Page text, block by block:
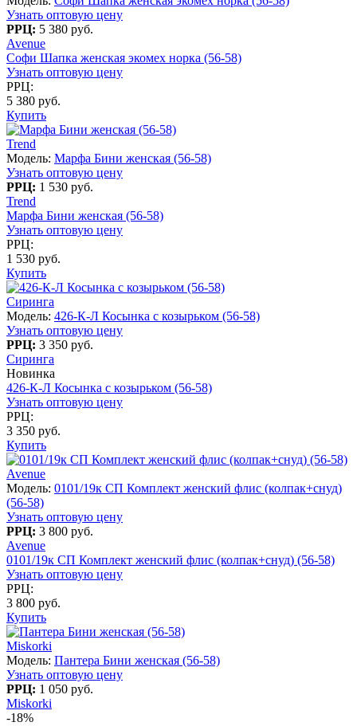
Узнать оптовую цену
РРЦ: 5 380 руб.
Avenue
Софи Шапка женская экомех норка (56-58)
Узнать оптовую цену
РРЦ:
5 380 руб.
Купить
Trend
Модель: Марфа Бини женская (56-58)
Узнать оптовую цену
РРЦ: 1 530 руб.
Trend
Марфа Бини женская (56-58)
Узнать оптовую цену
РРЦ:
1 530 руб.
Купить
Сиринга
Модель: 426-К-Л Косынка с козырьком (56-58)
Узнать оптовую цену
РРЦ: 3 350 руб.
Сиринга
Новинка
426-К-Л Косынка с козырьком (56-58)
Узнать оптовую цену
РРЦ:
3 350 руб.
Купить
Avenue
Модель: 0101/19к СП Комплект женский флис (колпак+снуд)
(56-58)
Узнать оптовую цену
РРЦ: 3 800 руб.
Avenue
0101/19к СП Комплект женский флис (колпак+снуд) (56-58)
Узнать оптовую цену
РРЦ:
3 800 руб.
Купить
Miskorki
Модель: Пантера Бини женская (56-58)
Узнать оптовую цену
РРЦ: 1 050 руб.
Miskorki
-18%